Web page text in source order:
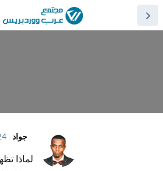
جواد 24
لماذا